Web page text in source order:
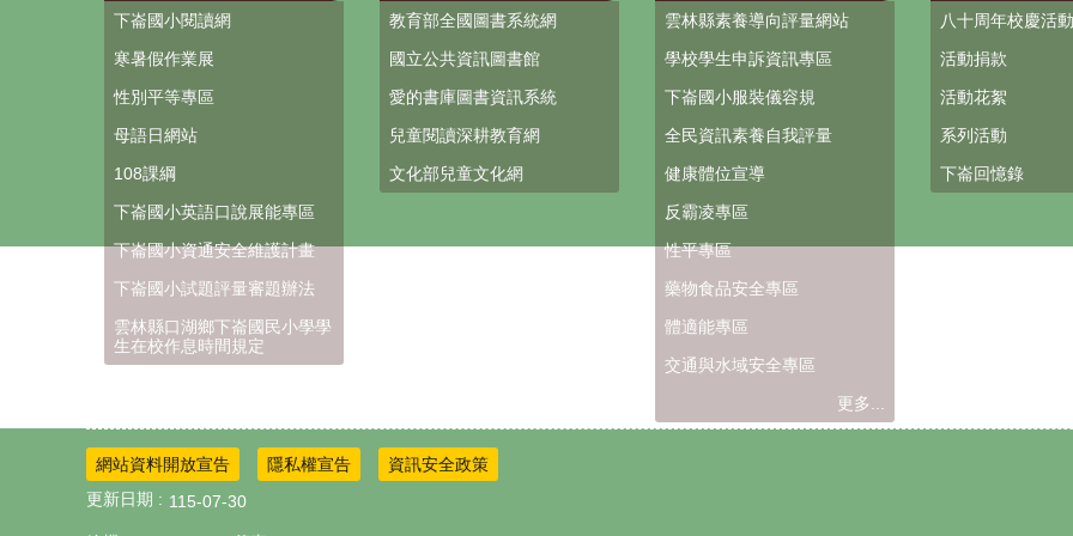
下崙國小閱讀網
寒暑假作業展
性別平等專區
母語日網站
108課綱
下崙國小英語口說展能專區
下崙國小資通安全維護計畫
下崙國小試題評量審題辦法
雲林縣口湖鄉下崙國民小學學
生在校作息時間規定
教育部全國圖書系統網
國立公共資訊圖書館
愛的書庫圖書資訊系統
兒童閱讀深耕教育網
文化部兒童文化網
雲林縣素養導向評量網站
學校學生申訴資訊專區
下崙國小服裝儀容規
全民資訊素養自我評量
健康體位宣導
反霸凌專區
性平專區
藥物食品安全專區
體適能專區
交通與水域安全專區
更多...
八十周年校慶活
活動捐款
活動花絮
系列活動
下崙回憶錄
網站資料開放宣告 隱私權宣告
資訊安全政策
更新日期
115-07-30